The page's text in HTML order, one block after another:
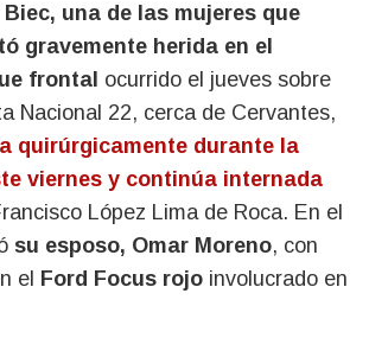
gravemente herida en el
frontal ocurrido el jueves sobre
Nacional 22, cerca de Cervantes,
quirúrgicamente durante la
viernes y continúa internada
López Lima de Roca. En el
su esposo, Omar Moreno, con
el Ford Focus rojo involucrado en